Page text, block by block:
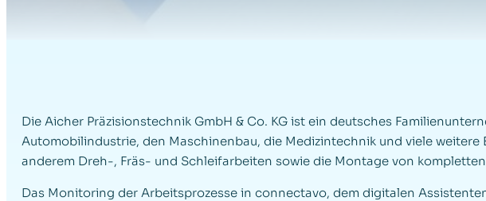
Die Aicher Präzisionstechnik GmbH & Co. KG ist ein deutsches
Automobilindustrie, den Maschinenbau, die Medizintechnik und viele
anderem Dreh-, Fräs- und Schleifarbeiten sowie die Montage von
Das Monitoring der Arbeitsprozesse in connectavo, dem digitalen